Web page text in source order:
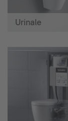
Urinale